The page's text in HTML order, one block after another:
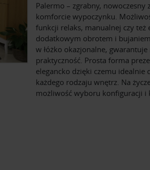
Palermo – zgrabny,
komforcie wypoczynku.
funkcji relaks, manualnej czy też
dodatkowym obrotem i
w łóżko okazjonalne, gwarantuje
praktyczność. Prosta forma
elegancko dzięki czemu idealnie
każdego rodzaju wnętrz. Na
możliwość wyboru konfiguracji i